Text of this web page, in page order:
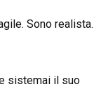
Sono realista.
sistemai il suo